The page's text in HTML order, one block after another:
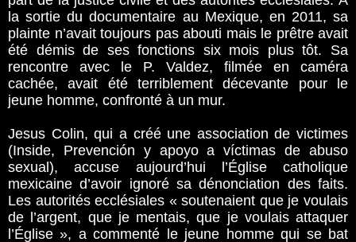
la sortie du documentaire au Mexique, en 2011, sa
plainte n’avait toujours pas abouti mais le prêtre avait
été démis de ses fonctions six mois plus tôt. Sa
rencontre avec le P. Valdez, filmée en caméra
cachée, avait été terriblement décevante pour le
jeune homme, confronté à un mur.
Jesus Colin, qui a créé une association de victimes
(Inside, Prevención y apoyo a víctimas de abuso
sexual), accuse aujourd’hui l’Église catholique
mexicaine d’avoir ignoré sa dénonciation des faits.
Les autorités ecclésiales « soutenaient que je voulais
de l’argent, que je mentais, que je voulais attaquer
l’Église », a commenté le jeune homme qui se bat